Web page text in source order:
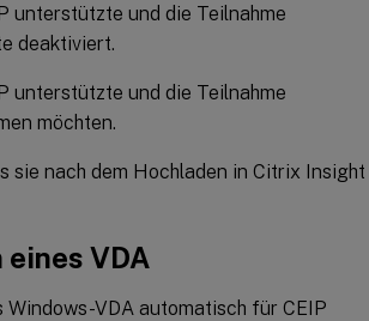
unterstützte und die Teilnahme
deaktiviert.
unterstützte und die Teilnahme
möchten.
sie nach dem Hochladen in Citrix Insight
VDA
VDA automatisch für CEIP